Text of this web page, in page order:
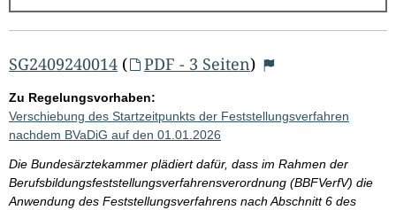
g
e
b
n
i
s
s
e
SG2409240014 ( PDF - 3 Seiten)
Zu Regelungsvorhaben:
Verschiebung des Startzeitpunkts der Feststellungsverfahren
nachdem BVaDiG auf den 01.01.2026
Die Bundesärztekammer plädiert dafür, dass im Rahmen der
Berufsbildungsfeststellungsverfahrensverordnung (BBFVerfV) die
Anwendung des Feststellungsverfahrens nach Abschnitt 6 des